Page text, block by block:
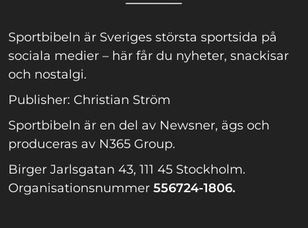
Sportbibeln är Sveriges största sportsida på
sociala medier – här får du nyheter, snackisar
och nostalgi.
Publisher: Christian Ström
Sportbibeln är en del av Newsner, ägs och
produceras av N365 Group.
Birger Jarlsgatan 43, 111 45 Stockholm.
Organisationsnummer 556724-1806.